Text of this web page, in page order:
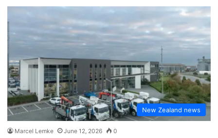
New Zealand news
Marcel Lemke June 12, 2026 0